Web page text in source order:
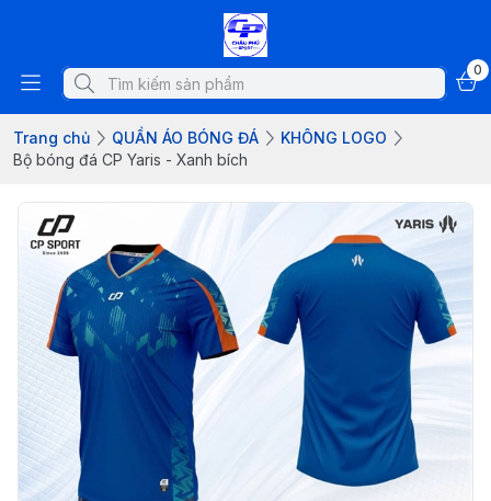
0
Trang chủ QUẦN ÁO BÓNG ĐÁ
KHÔNG LOGO
Bộ bóng đá CP Yaris - Xanh bích